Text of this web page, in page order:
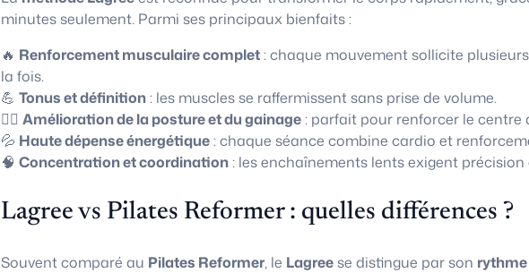
minutes seulement. Parmi ses principaux bienfaits :
🔥 Renforcement musculaire complet: chaque mouvement sollicite
la fois.
💪 Tonus et définition: les muscles se raffermissent sans prise de volume.
🧘‍♀️ Amélioration de la posture et du gainage: parfait pour renforcer le centre
💦 Haute dépense énergétique: chaque séance combine cardio et
🧠 Concentration et coordination: les enchaînements lents exigent
Lagree vs Pilates Reformer : quelles différences ?
Souvent comparé au Pilates Reformer, le Lagree se distingue par son